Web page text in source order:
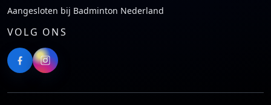
Aangesloten bij Badminton Nederland
VOLG ONS